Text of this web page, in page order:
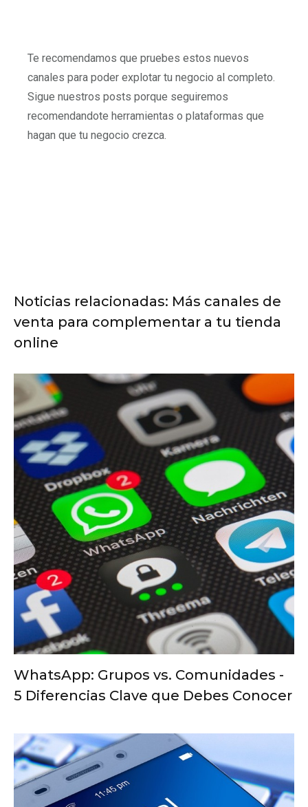
Te recomendamos que pruebes estos nuevos
canales para poder explotar tu negocio al completo.
Sigue nuestros posts porque seguiremos
recomendandote herramientas o plataformas que
hagan que tu negocio crezca.
Noticias relacionadas: Más canales de
venta para complementar a tu tienda
online
WhatsApp: Grupos vs. Comunidades -
5 Diferencias Clave que Debes Conocer